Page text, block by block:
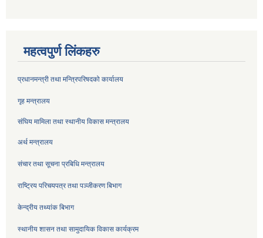
महत्वपुर्ण लिंकहरु
प्रधानमन्त्री तथा मन्त्रिपरिषदको कार्यालय
गृह मन्त्रालय
संघिय मामिला तथा स्थानीय विकास मन्त्रालय
अर्थ मन्त्रालय
संचार तथा सूचना प्रबिधि मन्त्रालय
राष्ट्रिय परिचयपत्र तथा पञ्जीकरण बिभाग
केन्द्रीय तथ्यांक बिभाग
स्थानीय शासन तथा सामुदायिक विकास कार्यक्रम